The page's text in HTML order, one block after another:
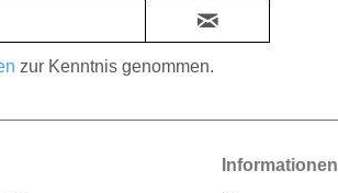
zur Kenntnis genommen.
Informationen